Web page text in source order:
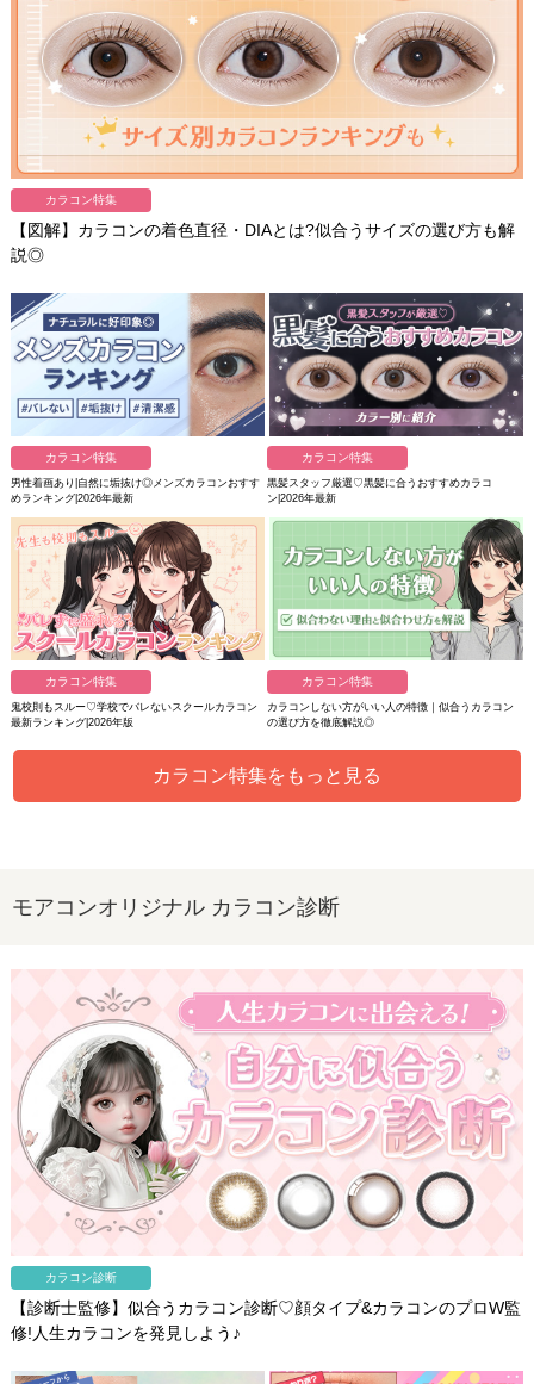
カラコン特集
【図解】カラコンの着色直径・DIAとは?似合うサイズの選び方も解
説◎
カラコン特集
男性着画あり|自然に垢抜け◎メンズカラコンおすす
めランキング|2026年最新
カラコン特集
黒髪スタッフ厳選♡黒髪に合うおすすめカラコ
ン|2026年最新
カラコン特集
鬼校則もスルー♡学校でバレないスクールカラコン
最新ランキング|2026年版
カラコン特集
カラコンしない方がいい人の特徴｜似合うカラコン
の選び方を徹底解説◎
カラコン特集をもっと見る
モアコンオリジナル カラコン診断
カラコン診断
【診断士監修】似合うカラコン診断♡顔タイプ&カラコンのプロW監
修!人生カラコンを発見しよう♪